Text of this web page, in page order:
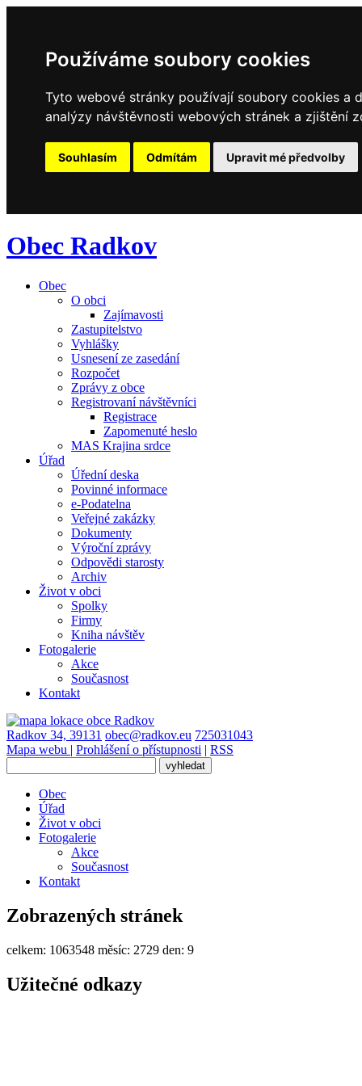
Používáme soubory cookies
Tyto webové stránky používají soubory cookies a
analýzy návštěvnosti webových stránek a zjištění
Souhlasím Odmítám Upravit mé předvolby
Obec Radkov
Obec
O obci
Zajímavosti
Zastupitelstvo
Vyhlášky
Usnesení ze zasedání
Rozpočet
Zprávy z obce
Registrovaní návštěvníci
Registrace
Zapomenuté heslo
MAS Krajina srdce
Úřad
Úřední deska
Povinné informace
e-Podatelna
Veřejné zakázky
Dokumenty
Výroční zprávy
Odpovědi starosty
Archiv
Život v obci
Spolky
Firmy
Kniha návštěv
Fotogalerie
Akce
Současnost
Kontakt
Radkov 34, 39131 obec@radkov.eu 725031043
Mapa webu | Prohlášení o přístupnosti | RSS
Obec
Úřad
Život v obci
Fotogalerie
Akce
Současnost
Kontakt
Zobrazených stránek
celkem: 1063548 měsíc: 2729 den: 9
Užitečné odkazy